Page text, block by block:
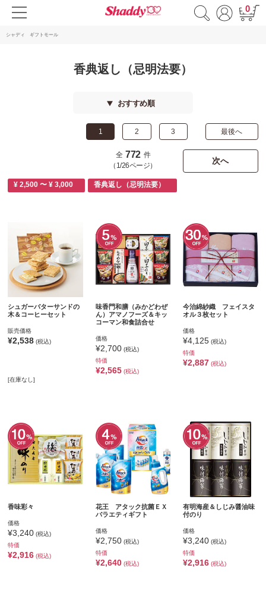
0
シャディ ギフトモール
香典返し（忌明法要）
おすすめ順
1 2 3 最後へ
次へ
全 772 件
（1/26ページ）
¥ 2,500 〜 ¥ 3,000 香典返し（忌明法要）
シュガーバターサンドの
木＆コーヒーセット
販売価格
¥2,538 (税込)
[在庫なし]
味香門和膳（みかどわぜ
ん）アマノフーズ＆キッ
コーマン和食詰合せ
価格
¥2,700(税込)
特価
¥2,565(税込)
今治綿紗織 フェイスタ
オル３枚セット
価格
¥4,125 (税込)
特価
¥2,887 (税込)
香味彩々
価格
¥3,240 (税込)
特価
¥2,916 (税込)
花王 アタック抗菌ＥＸ
バラエティギフト
価格
¥2,750(税込)
特価
¥2,640(税込)
有明海産＆しじみ醤油味
付のり
価格
¥3,240 (税込)
特価
¥2,916 (税込)